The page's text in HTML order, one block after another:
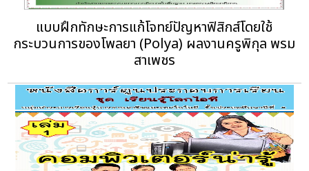
แบบฝึกทักษะการแก้โจทย์ปัญหาฟิสิกส์โดยใช้
กระบวนการของโพลยา (Polya) ผลงานครูพิกุล พรม
สาเพชร